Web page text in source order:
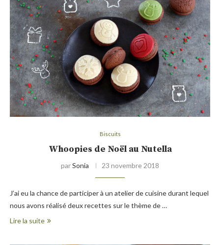
Biscuits
Whoopies de Noël au Nutella
parSonia 23 novembre 2018
J’ai eu la chance de participer à un atelier de cuisine durant lequel
nous avons réalisé deux recettes sur le thème de …
Lire la suite